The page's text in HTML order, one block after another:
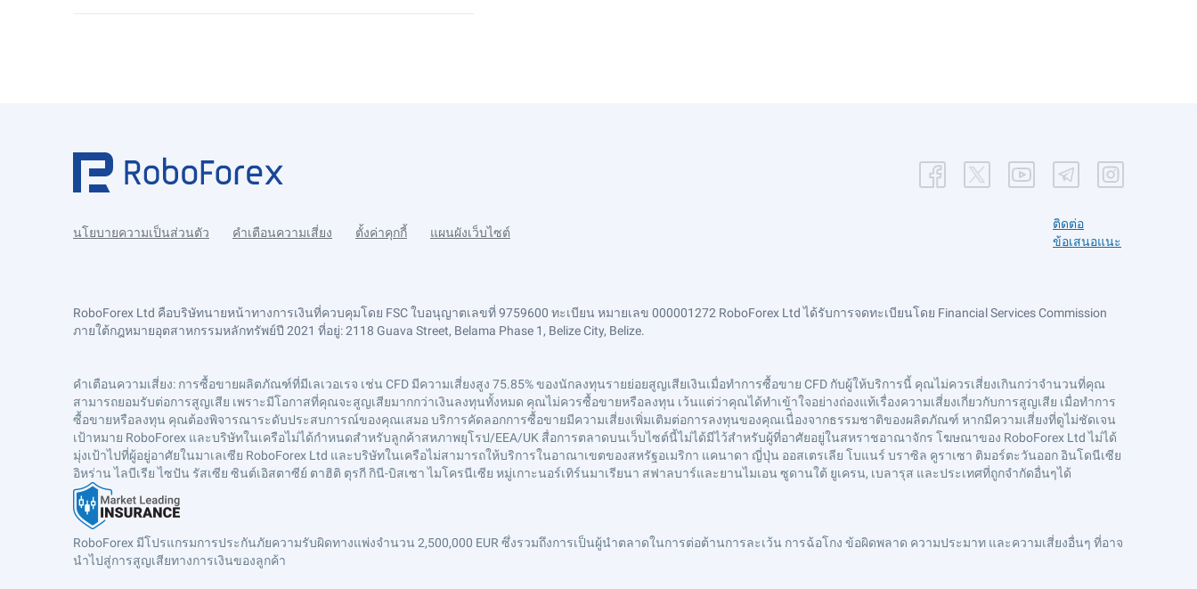
นโยบายความเป็นส่วนตัว คำเตือนความเสี่ยง ตั้งค่าคุกกี้ แผนผังเว็บไซต์
ติดต่อ
ข้อเสนอแนะ
RoboForex Ltd คือบริษัทนายหน้าทางการเงินที่ควบคุมโดย FSC ใบอนุญาตเลขที่ 9759600 ทะเบียน หมายเลข 000001272 RoboForex Ltd ได้รับการจดทะเบียนโดย Financial Services Commission
ภายใต้กฎหมายอุตสาหกรรมหลักทรัพย์ปี 2021 ที่อยู่: 2118 Guava Street, Belama Phase 1, Belize City, Belize.
คำเตือนความเสี่ยง: การซื้อขายผลิตภัณฑ์ที่มีเลเวอเรจ เช่น CFD มีความเสี่ยงสูง 75.85% ของนักลงทุนรายย่อยสูญเสียเงินเมื่อทำการซื้อขาย CFD กับผู้ให้บริการนี้ คุณไม่ควรเสี่ยงเกินกว่าจำนวนที่คุณ
สามารถยอมรับต่อการสูญเสีย เพราะมีโอกาสที่คุณจะสูญเสียมากกว่าเงินลงทุนทั้งหมด คุณไม่ควรซื้อขายหรือลงทุน เว้นแต่ว่าคุณได้ทำเข้าใจอย่างถ่องแท้เรื่องความเสี่ยงเกี่ยวกับการสูญเสีย เมื่อทำการ
ซื้อขายหรือลงทุน คุณต้องพิจารณาระดับประสบการณ์ของคุณเสมอ บริการคัดลอกการซื้อขายมีความเสี่ยงเพิ่มเติมต่อการลงทุนของคุณเนื่ิองจากธรรมชาติของผลิตภัณฑ์ หากมีความเสี่ยงที่ดูไม่ชัดเจน
เป้าหมาย RoboForex และบริษัทในเครือไม่ได้กำหนดสำหรับลูกค้าสหภาพยุโรป/EEA/UK สื่อการตลาดบนเว็บไซต์นี้ไม่ได้มีไว้สำหรับผู้ที่อาศัยอยู่ในสหราชอาณาจักร โฆษณาของ RoboForex Ltd ไม่ได้
มุ่งเป้าไปที่ผู้อยู่อาศัยในมาเลเซีย RoboForex Ltd และบริษัทในเครือไม่สามารถให้บริการในอาณาเขตของสหรัฐอเมริกา แคนาดา ญี่ปุ่น ออสเตรเลีย โบแนร์ บราซิล คูราเซา ติมอร์ตะวันออก อินโดนีเซีย
อิหร่าน ไลบีเรีย ไซปัน รัสเซีย ซินต์เอิสตาซีย์ ตาฮิติ ตุรกี กินี-บิสเซา ไมโครนีเซีย หมู่เกาะนอร์เทิร์นมาเรียนา สฟาลบาร์และยานไมเอน ซูดานใต้ ยูเครน, เบลารุส และประเทศที่ถูกจำกัดอื่นๆได้
RoboForex มีโปรแกรมการประกันภัยความรับผิดทางแพ่งจำนวน 2,500,000 EUR ซึ่งรวมถึงการเป็นผู้นำตลาดในการต่อต้านการละเว้น การฉ้อโกง ข้อผิดพลาด ความประมาท และความเสี่ยงอื่นๆ ที่อาจ
นำไปสู่การสูญเสียทางการเงินของลูกค้า